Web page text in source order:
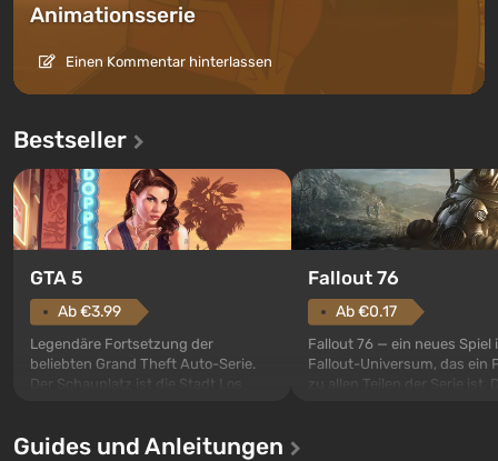
Animationsserie
Einen Kommentar hinterlassen
Bestseller
GTA 5
Ab €3.99
Legendäre Fortsetzung der
beliebten Grand Theft Auto-Serie.
Der Schauplatz ist die Stadt Los
ersten Mal erzählt das Spiel die
Fallout 76
Ab €0.17
Fallout 76 — ein neues Spiel
Fallout-Universum, das ein
zu allen Teilen der Serie ist.
Guides und Anleitungen